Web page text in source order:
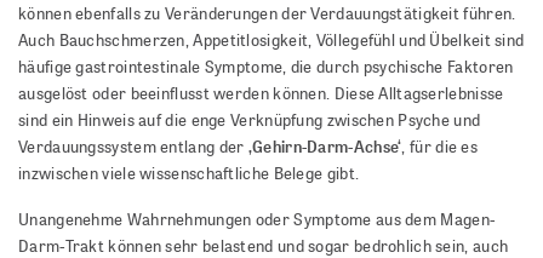
können ebenfalls zu Veränderungen der Verdauungstätigkeit führen.
Auch Bauchschmerzen, Appetitlosigkeit, Völlegefühl und Übelkeit sind
häufige gastrointestinale Symptome, die durch psychische Faktoren
ausgelöst oder beeinflusst werden können. Diese Alltagserlebnisse
sind ein Hinweis auf die enge Verknüpfung zwischen Psyche und
Verdauungssystem entlang der ‚Gehirn-Darm-Achse‘, für die es
inzwischen viele wissenschaftliche Belege gibt.
Unangenehme Wahrnehmungen oder Symptome aus dem Magen-
Darm-Trakt können sehr belastend und sogar bedrohlich sein, auch